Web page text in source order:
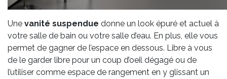
Une vanité suspendue donne un look épuré et actuel à
votre salle de bain ou votre salle d’eau. En plus, elle vous
permet de gagner de l’espace en dessous. Libre à vous
de le garder libre pour un coup d’oeil dégagé ou de
l’utiliser comme espace de rangement en y glissant un